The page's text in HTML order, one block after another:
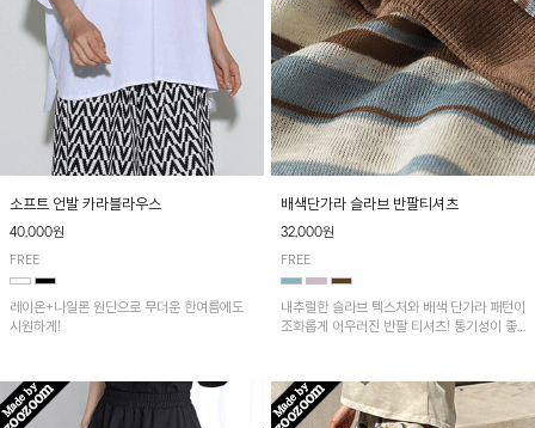
소프트 언발 카라블라우스
40,000원
FREE
레이온+나일론 원단으로 무더운 한여름에도
시원하게!
배색단가라 슬라브 반팔티셔츠
32,000원
FREE
내추럴한 슬라브 텍스처와 배색 단가라 패턴이
조화롭게 어우러진 반팔 티셔츠! 통기성이 좋